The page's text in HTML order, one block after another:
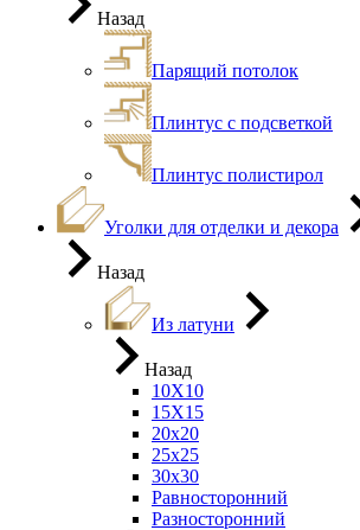
Назад
Парящий потолок
Плинтус с подсветкой
Плинтус полистирол
Уголки для отделки и декора
Назад
Из латуни
Назад
10Х10
15Х15
20х20
25х25
30х30
Равносторонний
Разносторонний